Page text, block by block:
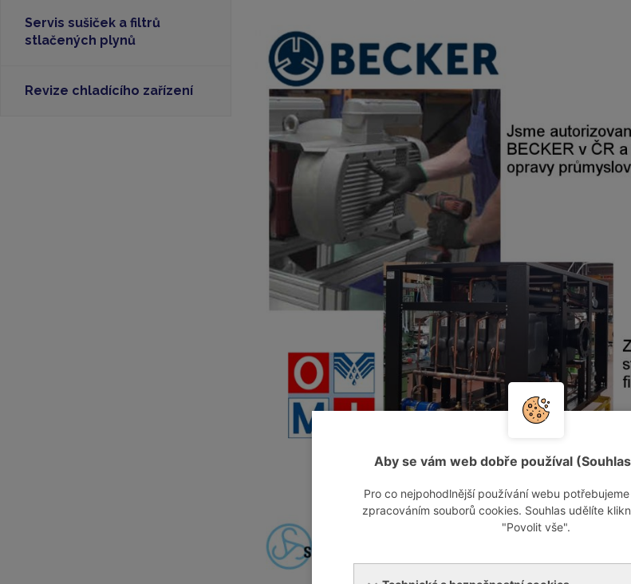
Servis sušiček a filtrů
stlačených plynů
Revize chladícího zařízení
Aby se vám web dobře používal
Pro co nejpohodlnější používání webu
zpracováním souborů cookies. Souhlas udělíte
"Povolit vše".